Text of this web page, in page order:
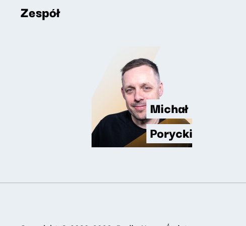
Zespół
Michał
Porycki